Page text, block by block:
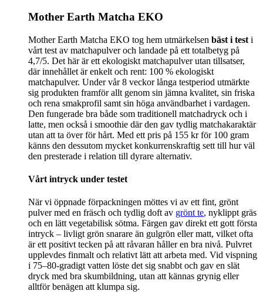
Mother Earth Matcha EKO
Mother Earth Matcha EKO tog hem utmärkelsen bäst i test i
vårt test av matchapulver och landade på ett totalbetyg på
4,7/5. Det här är ett ekologiskt matchapulver utan tillsatser,
där innehållet är enkelt och rent: 100 % ekologiskt
matchapulver. Under vår 8 veckor långa testperiod utmärkte
sig produkten framför allt genom sin jämna kvalitet, sin friska
och rena smakprofil samt sin höga användbarhet i vardagen.
Den fungerade bra både som traditionell matchadryck och i
latte, men också i smoothie där den gav tydlig matchakaraktär
utan att ta över för hårt. Med ett pris på 155 kr för 100 gram
känns den dessutom mycket konkurrenskraftig sett till hur väl
den presterade i relation till dyrare alternativ.
Vårt intryck under testet
När vi öppnade förpackningen möttes vi av ett fint, grönt
pulver med en fräsch och tydlig doft av grönt te, nyklippt gräs
och en lätt vegetabilisk sötma. Färgen gav direkt ett gott första
intryck – livligt grön snarare än gulgrön eller matt, vilket ofta
är ett positivt tecken på att råvaran håller en bra nivå. Pulvret
upplevdes finmalt och relativt lätt att arbeta med. Vid vispning
i 75–80-gradigt vatten löste det sig snabbt och gav en slät
dryck med bra skumbildning, utan att kännas grynig eller
alltför benägen att klumpa sig.